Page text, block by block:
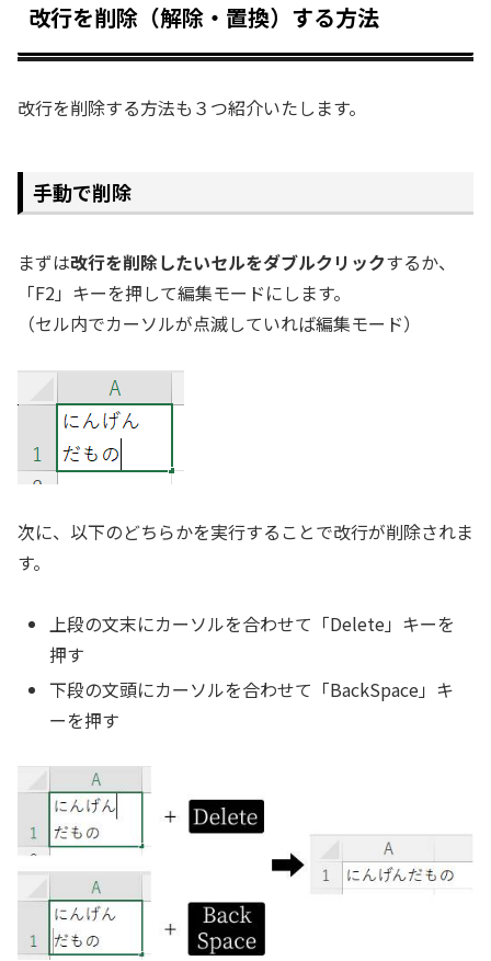
改行を削除（解除・置換）する方法
改行を削除する方法も３つ紹介いたします。
手動で削除
まずは改行を削除したいセルをダブルクリックするか、
「F2」キーを押して編集モードにします。
（セル内でカーソルが点滅していれば編集モード）
次に、以下のどちらかを実行することで改行が削除されま
す。
上段の文末にカーソルを合わせて「Delete」キーを
押す
下段の文頭にカーソルを合わせて「BackSpace」キ
ーを押す